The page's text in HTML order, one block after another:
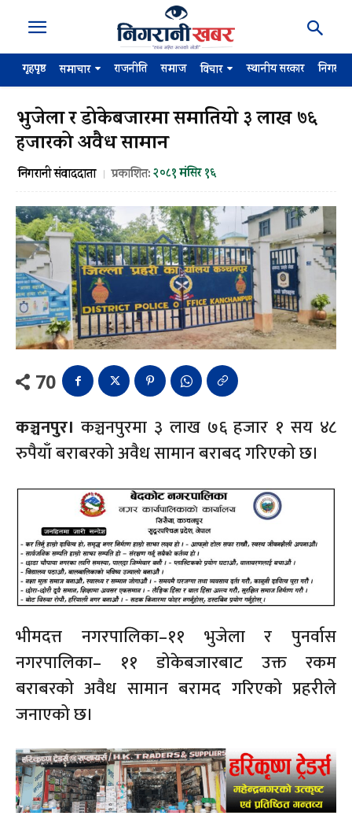
गृहपृष्ठ समाचार राजनीति समाज विचार स्थानीय सरकार
भुजेला र डोकेबजारमा समातियो ३ लाख ७६
हजारको अवैध सामान
निगरानी संवाददाता प्रकाशित:२०८१ मंसिर १६
70
कञ्चनपुर। कञ्चनपुरमा ३ लाख ७६ हजार १ सय ४८
रुपैयाँ बराबरको अवैध सामान बराबद गरिएको छ।
भीमदत्त नगरपालिका–११ भुजेला र पुनर्वास
नगरपालिका– ११ डोकेबजारबाट उक्त रकम
बराबरको अवैध सामान बरामद गरिएको प्रहरीले
जनाएको छ।